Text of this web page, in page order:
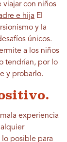
viajar con niños
e hija El
y la
únicos.
a los niños
tendrían, por lo
y probarlo.
experiencia
posible para